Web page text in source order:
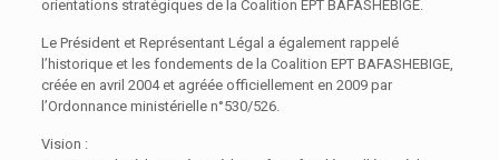
orientations stratégiques de la Coalition EPT BAFASHEBIGE.
Le Président et Représentant Légal a également rappelé
l’historique et les fondements de la Coalition EPT BAFASHEBIGE,
créée en avril 2004 et agréée officiellement en 2009 par
l’Ordonnance ministérielle n°530/526.
Vision :